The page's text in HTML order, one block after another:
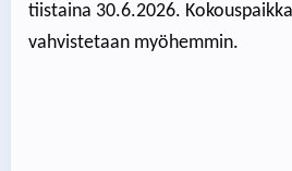
tiistaina 30.6.2026.
vahvistetaan myöhemmin.